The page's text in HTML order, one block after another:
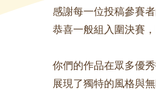
感謝每一位投稿參賽
恭喜一般組入圍決賽
你們的作品在眾多優
展現了獨特的風格與無